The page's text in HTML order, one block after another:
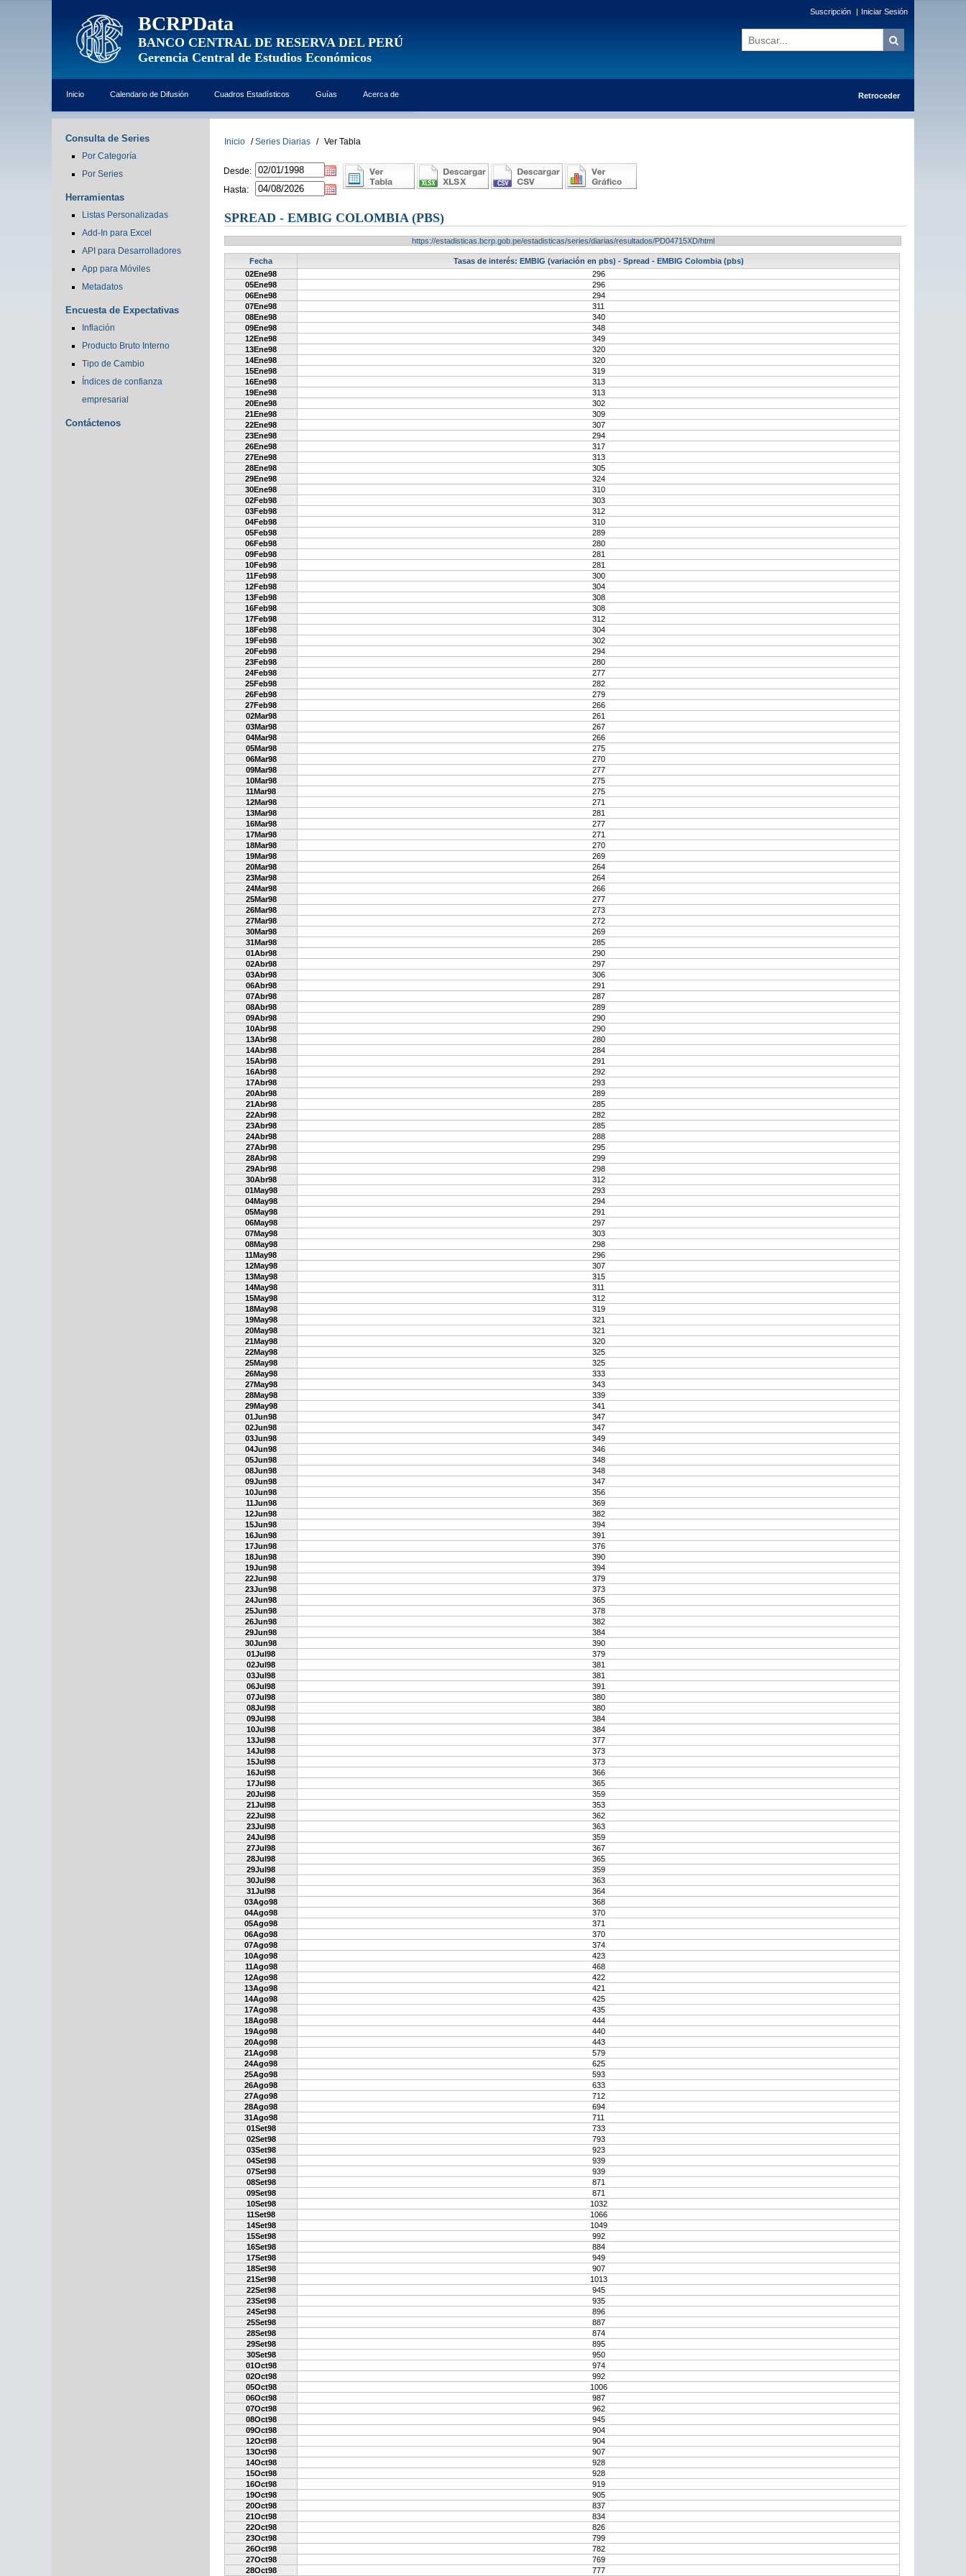
BCRPData
BANCO CENTRAL DE RESERVA DEL PERÚ
Gerencia Central de Estudios Económicos
Suscripción | Iniciar Sesión
Inicio Calendario de Difusión Cuadros Estadísticos Guías Acerca de Retroceder
Consulta de Series
Por Categoría
Por Series
Herramientas
Listas Personalizadas
Add-In para Excel
API para Desarrolladores
App para Móviles
Metadatos
Encuesta de Expectativas
Inflación
Producto Bruto Interno
Tipo de Cambio
Índices de confianza
empresarial
Contáctenos
Inicio / Series Diarias / Ver Tabla
Desde:
Hasta:
SPREAD - EMBIG COLOMBIA (PBS)
https://estadisticas.bcrp.gob.pe/estadisticas/series/diarias/resultados/PD04715XD/html
Fecha
Tasas de interés: EMBIG (variación en pbs) - Spread - EMBIG Colombia (pbs)
02Ene98
296
05Ene98
296
06Ene98
294
07Ene98
311
08Ene98
340
09Ene98
348
12Ene98
349
13Ene98
320
14Ene98
320
15Ene98
319
16Ene98
313
19Ene98
313
20Ene98
302
21Ene98
309
22Ene98
307
23Ene98
294
26Ene98
317
27Ene98
313
28Ene98
305
29Ene98
324
30Ene98
310
02Feb98
303
03Feb98
312
04Feb98
310
05Feb98
289
06Feb98
280
09Feb98
281
10Feb98
281
11Feb98
300
12Feb98
304
13Feb98
308
16Feb98
308
17Feb98
312
18Feb98
304
19Feb98
302
20Feb98
294
23Feb98
280
24Feb98
277
25Feb98
282
26Feb98
279
27Feb98
266
02Mar98
261
03Mar98
267
04Mar98
266
05Mar98
275
06Mar98
270
09Mar98
277
10Mar98
275
11Mar98
275
12Mar98
271
13Mar98
281
16Mar98
277
17Mar98
271
18Mar98
270
19Mar98
269
20Mar98
264
23Mar98
264
24Mar98
266
25Mar98
277
26Mar98
273
27Mar98
272
30Mar98
269
31Mar98
285
01Abr98
290
02Abr98
297
03Abr98
306
06Abr98
291
07Abr98
287
08Abr98
289
09Abr98
290
10Abr98
290
13Abr98
280
14Abr98
284
15Abr98
291
16Abr98
292
17Abr98
293
20Abr98
289
21Abr98
285
22Abr98
282
23Abr98
285
24Abr98
288
27Abr98
295
28Abr98
299
29Abr98
298
30Abr98
312
01May98
293
04May98
294
05May98
291
06May98
297
07May98
303
08May98
298
11May98
296
12May98
307
13May98
315
14May98
311
15May98
312
18May98
319
19May98
321
20May98
321
21May98
320
22May98
325
25May98
325
26May98
333
27May98
343
28May98
339
29May98
341
01Jun98
347
02Jun98
347
03Jun98
349
04Jun98
346
05Jun98
348
08Jun98
348
09Jun98
347
10Jun98
356
11Jun98
369
12Jun98
382
15Jun98
394
16Jun98
391
17Jun98
376
18Jun98
390
19Jun98
394
22Jun98
379
23Jun98
373
24Jun98
365
25Jun98
378
26Jun98
382
29Jun98
384
30Jun98
390
01Jul98
379
02Jul98
381
03Jul98
381
06Jul98
391
07Jul98
380
08Jul98
380
09Jul98
384
10Jul98
384
13Jul98
377
14Jul98
373
15Jul98
373
16Jul98
366
17Jul98
365
20Jul98
359
21Jul98
353
22Jul98
362
23Jul98
363
24Jul98
359
27Jul98
367
28Jul98
365
29Jul98
359
30Jul98
363
31Jul98
364
03Ago98
368
04Ago98
370
05Ago98
371
06Ago98
370
07Ago98
374
10Ago98
423
11Ago98
468
12Ago98
422
13Ago98
421
14Ago98
425
17Ago98
435
18Ago98
444
19Ago98
440
20Ago98
443
21Ago98
579
24Ago98
625
25Ago98
593
26Ago98
633
27Ago98
712
28Ago98
694
31Ago98
711
01Set98
733
02Set98
793
03Set98
923
04Set98
939
07Set98
939
08Set98
871
09Set98
871
10Set98
1032
11Set98
1066
14Set98
1049
15Set98
992
16Set98
884
17Set98
949
18Set98
907
21Set98
1013
22Set98
945
23Set98
935
24Set98
896
25Set98
887
28Set98
874
29Set98
895
30Set98
950
01Oct98
974
02Oct98
992
05Oct98
1006
06Oct98
987
07Oct98
962
08Oct98
945
09Oct98
904
12Oct98
904
13Oct98
907
14Oct98
928
15Oct98
928
16Oct98
919
19Oct98
905
20Oct98
837
21Oct98
834
22Oct98
826
23Oct98
799
26Oct98
782
27Oct98
769
28Oct98
777